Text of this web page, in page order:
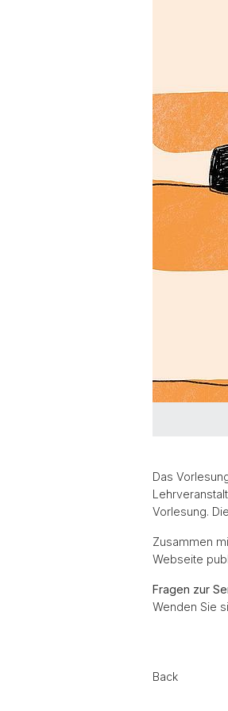
Das
Vorlesung.
Zusammen
Webseite
Fragen zur
Wenden Sie
Back